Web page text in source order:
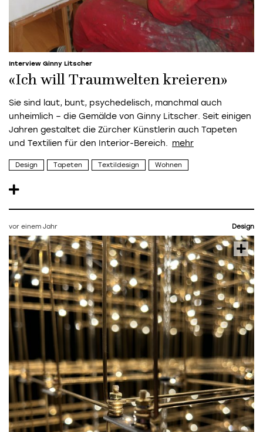
Interview Ginny Litscher
«Ich will Traumwelten kreieren»
Sie sind laut, bunt, psychedelisch, manchmal auch
unheimlich – die Gemälde von Ginny Litscher. Seit einigen
Jahren gestaltet die Zürcher Künstlerin auch Tapeten
und Textilien für den Interior-Bereich.
Design Tapeten Textildesign Wohnen
vor einem Jahr Design